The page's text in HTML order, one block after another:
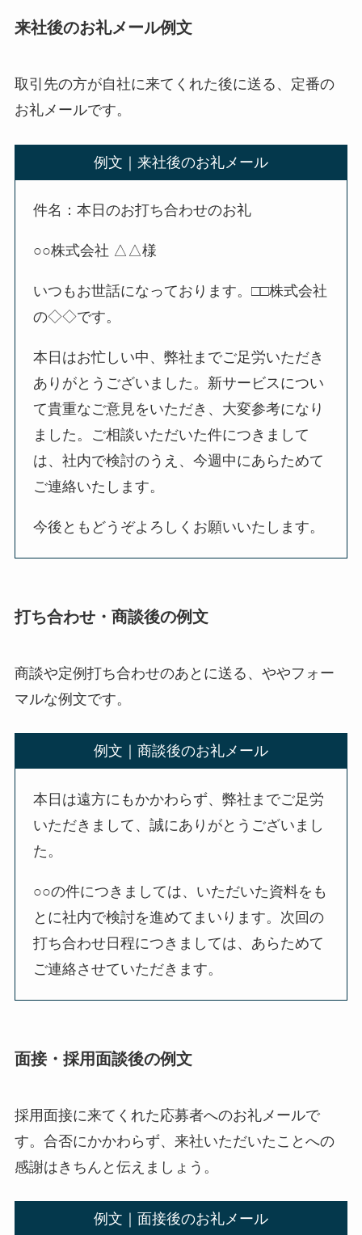
来社後のお礼メール例文
取引先の方が自社に来てくれた後に送る、定番の
お礼メールです。
例文｜来社後のお礼メール
件名：本日のお打ち合わせのお礼
○○株式会社 △△様
いつもお世話になっております。□□株式会社
の◇◇です。
本日はお忙しい中、弊社までご足労いただき
ありがとうございました。新サービスについ
て貴重なご意見をいただき、大変参考になり
ました。ご相談いただいた件につきまして
は、社内で検討のうえ、今週中にあらためて
ご連絡いたします。
今後ともどうぞよろしくお願いいたします。
打ち合わせ・商談後の例文
商談や定例打ち合わせのあとに送る、ややフォー
マルな例文です。
例文｜商談後のお礼メール
本日は遠方にもかかわらず、弊社までご足労
いただきまして、誠にありがとうございまし
た。
○○の件につきましては、いただいた資料をも
とに社内で検討を進めてまいります。次回の
打ち合わせ日程につきましては、あらためて
ご連絡させていただきます。
面接・採用面談後の例文
採用面接に来てくれた応募者へのお礼メールで
す。合否にかかわらず、来社いただいたことへの
感謝はきちんと伝えましょう。
例文｜面接後のお礼メール